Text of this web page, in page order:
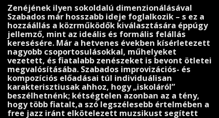
Zenéjének ilyen sokoldalú dimenzionálásával
Szabados már hosszabb ideje foglalkozik – s ez a
hozzáállás a közrműködők kiválasztására éppúgy
jellemző, mint az ideális és formális felállás
keresésére. Már a hetvenes években kísérletezett
nagyobb csoportosulásokkal, műhelyeket
vezetett, és fiatalabb zenészeket is bevont ötle­tei
megvalósításába. Szabados improvizációs- és
kompozíciós előadásai túl individuálisan
karakteriszti­usak ahhoz, hogy „iskoláról”
beszélhetnénk; kétségtelen azonban az a tény,
hogy több fiatalt,a szó leg­szélesebb értelmében a
free jazz iránt elkötelezett muzsikust segített